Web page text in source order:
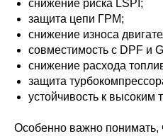
снижение риска LSPI;
защита цепи ГРМ;
снижение износа
совместимость с DPF и
снижение расхода
защита
устойчивость к высоким
Особенно важно понимать,